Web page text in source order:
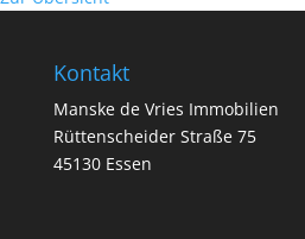
Kontakt
Manske de Vries Immobilien
Rüttenscheider Straße 75
45130 Essen